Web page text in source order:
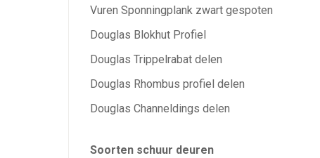
Vuren Sponningplank zwart gespoten
Douglas Blokhut Profiel
Douglas Trippelrabat delen
Douglas Rhombus profiel delen
Douglas Channeldings delen
Soorten schuur deuren